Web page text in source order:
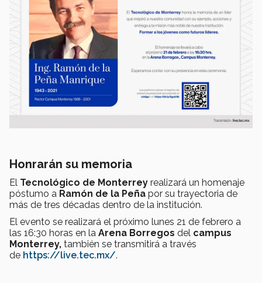
Honrarán su memoria
El Tecnológico de Monterrey realizará un homenaje
póstumo a Ramón de la Peña por su trayectoria de
más de tres décadas dentro de la institución.
El evento se realizará el próximo lunes 21 de febrero a
las 16:30 horas en la Arena Borregos del campus
Monterrey, también se transmitirá a través
de https://live.tec.mx/.